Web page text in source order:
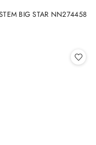
BIG STAR NN274458